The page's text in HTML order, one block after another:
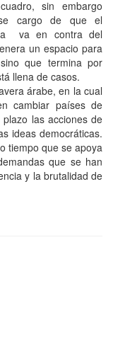
sin embargo
cargo de que el
va en contra del
un espacio para
que termina por
llena de casos.
árabe, en la cual
cambiar países de
las acciones de
ideas democráticas.
tiempo que se apoya
que se han
y la brutalidad de